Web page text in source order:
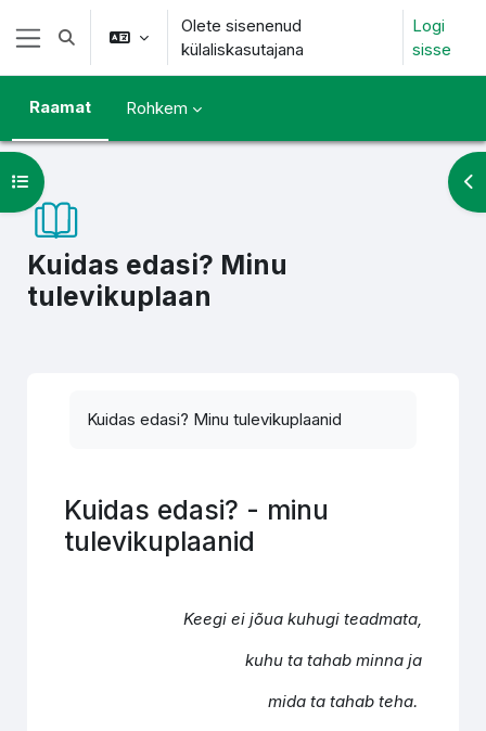
Jäta vahele peasisuni
Küljepaneel
Lülitab otsingu sisendi
Olete sisenenud
külaliskasutajana
Logi
sisse
Raamat Rohkem
Kuidas edasi? Minu
tulevikuplaan
Ava kursuse sisukord
Kuidas edasi? Minu tulevikuplaanid
Kuidas edasi? - minu
tulevikuplaanid
Keegi ei jõua kuhugi teadmata,
kuhu ta tahab minna ja
mida ta tahab teha.